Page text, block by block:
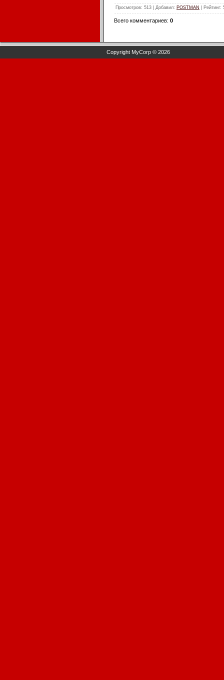
Просмотров: 513 | Добавил: POSTMAN Рейтинг:
Всего комментариев: 0
Copyright MyCorp © 2026